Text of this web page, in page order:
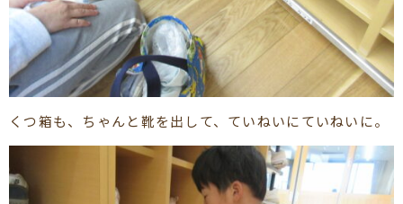
くつ箱も、ちゃんと靴を出して、ていねいにていねいに。